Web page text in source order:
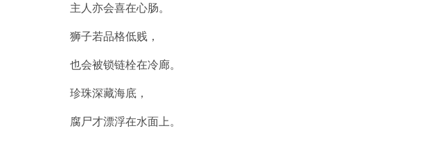
主人亦会喜在心肠。
狮子若品格低贱，
也会被锁链栓在冷廊。
珍珠深藏海底，
腐尸才漂浮在水面上。